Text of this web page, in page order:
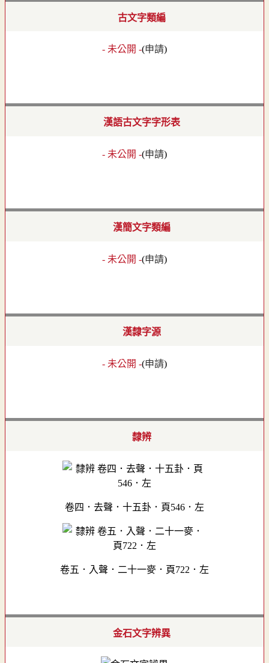
古文字類編
- 未公開 -(申請)
漢語古文字字形表
- 未公開 -(申請)
漢簡文字類編
- 未公開 -(申請)
漢隸字源
- 未公開 -(申請)
隸辨
卷四．去聲．十五卦．頁546．左
卷五．入聲．二十一麥．頁722．左
金石文字辨異